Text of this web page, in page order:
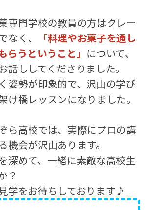
専門学校の教員の方はクレー
なく、
「料理やお菓子を通し
らうということ」 について、
話ししてくださりました。
姿勢が印象的で、沢山の学び
け橋レッスンになりました。
ら高校では、実際にプロの講
機会が沢山あります。
深めて、一緒に素敵な高校生
？
学をお待ちしております♪